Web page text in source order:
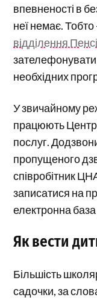
впевненості в
неї немає.
відділення
зателефонувати
необхідних
У звичайному
працюють
послуг.
пропущеного
співробітник
записатися на
електронна
Як вести
Більшість
садочки, за